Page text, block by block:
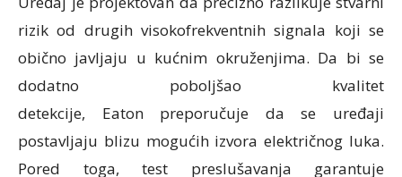
rizik od drugih visokofrekventnih signala koji se
obično javljaju u kućnim okruženjima. Da bi se
dodatno poboljšao kvalitet
detekcije, Eaton preporučuje da se uređaji
postavljaju blizu mogućih izvora električnog luka.
Pored toga, test preslušavanja garantuje